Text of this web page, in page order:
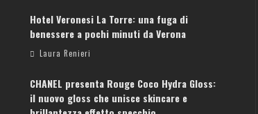
Hotel Veronesi La Torre: una fuga di
benessere a pochi minuti da Verona
Laura Renieri
CHANEL presenta Rouge Coco Hydra Gloss:
il nuovo gloss che unisce skincare e